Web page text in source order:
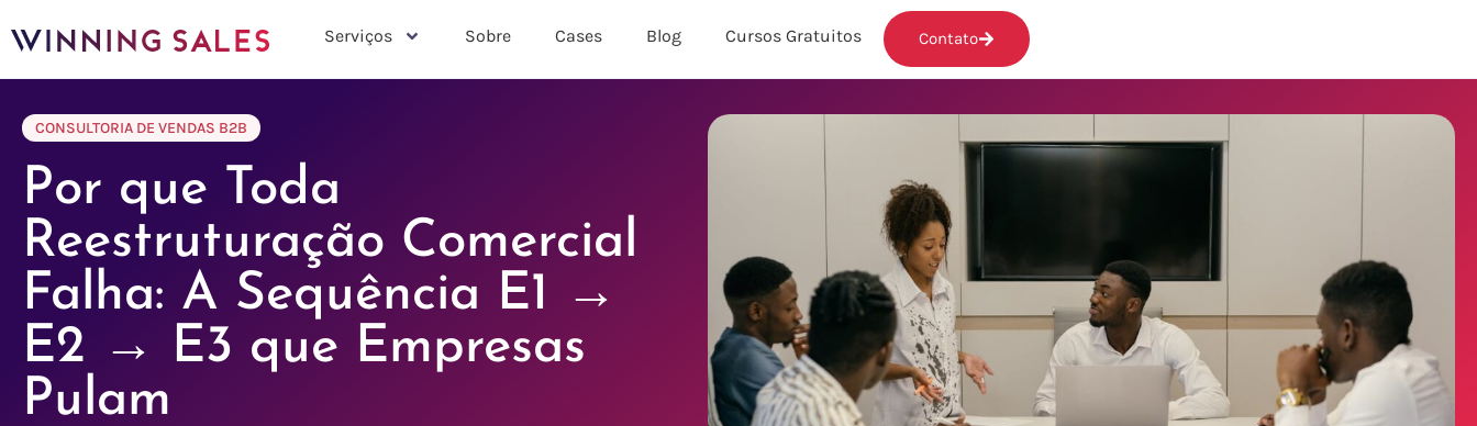
Serviços Sobre Cases Blog Cursos Gratuitos Contato
CONSULTORIA DE VENDAS B2B
Por que Toda
Reestruturação Comercial
Falha: A Sequência E1 →
E2 → E3 que Empresas
Pulam